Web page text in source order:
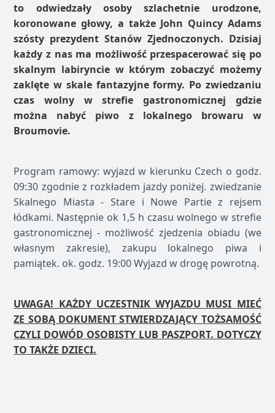
to odwiedzały osoby szlachetnie urodzone,
koronowane głowy, a także John Quincy Adams
szósty prezydent Stanów Zjednoczonych. Dzisiaj
każdy z nas ma możliwość przespacerować się po
skalnym labiryncie w którym zobaczyć możemy
zaklęte w skale fantazyjne formy. Po zwiedzaniu
czas wolny w strefie gastronomicznej gdzie
można nabyć piwo z lokalnego browaru w
Broumovie.
Program ramowy: wyjazd w kierunku Czech o godz.
09:30 zgodnie z rozkładem jazdy poniżej. zwiedzanie
Skalnego Miasta - Stare i Nowe Partie z rejsem
łódkami. Następnie ok 1,5 h czasu wolnego w strefie
gastronomicznej - możliwość zjedzenia obiadu (we
własnym zakresie), zakupu lokalnego piwa i
pamiątek. ok. godz. 19:00 Wyjazd w drogę powrotną.
UWAGA! KAŻDY UCZESTNIK WYJAZDU MUSI MIEĆ
ZE SOBĄ DOKUMENT STWIERDZAJĄCY TOŻSAMOŚĆ
CZYLI DOWÓD OSOBISTY LUB PASZPORT. DOTYCZY
TO TAKŻE DZIECI.